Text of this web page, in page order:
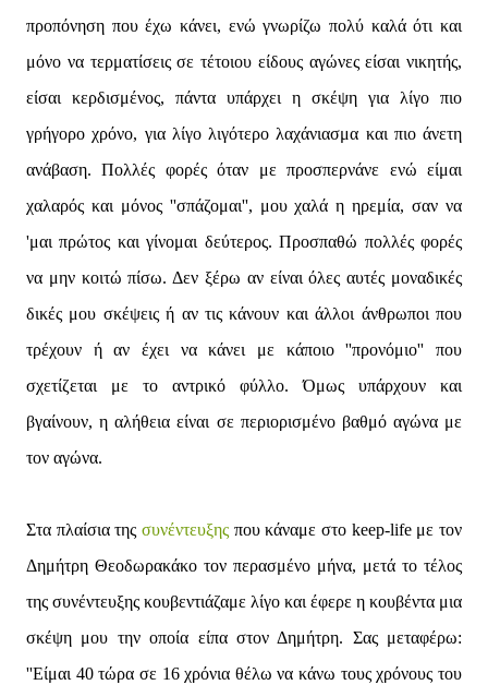
προπόνηση που έχω κάνει, ενώ γνωρίζω πολύ καλά ότι και
μόνο να τερματίσεις σε τέτοιου είδους αγώνες είσαι νικητής,
είσαι κερδισμένος, πάντα υπάρχει η σκέψη για λίγο πιο
γρήγορο χρόνο, για λίγο λιγότερο λαχάνιασμα και πιο άνετη
ανάβαση. Πολλές φορές όταν με προσπερνάνε ενώ είμαι
χαλαρός και μόνος ''σπάζομαι'', μου χαλά η ηρεμία, σαν να
'μαι πρώτος και γίνομαι δεύτερος. Προσπαθώ πολλές φορές
να μην κοιτώ πίσω. Δεν ξέρω αν είναι όλες αυτές μοναδικές
δικές μου σκέψεις ή αν τις κάνουν και άλλοι άνθρωποι που
τρέχουν ή αν έχει να κάνει με κάποιο ''προνόμιο'' που
σχετίζεται με το αντρικό φύλλο. Όμως υπάρχουν και
βγαίνουν, η αλήθεια είναι σε περιορισμένο βαθμό αγώνα με
τον αγώνα.
Στα πλαίσια της συνέντευξης που κάναμε στο keep-life με τον
Δημήτρη Θεοδωρακάκο τον περασμένο μήνα, μετά το τέλος
της συνέντευξης κουβεντιάζαμε λίγο και έφερε η κουβέντα μια
σκέψη μου την οποία είπα στον Δημήτρη. Σας μεταφέρω:
''Είμαι 40 τώρα σε 16 χρόνια θέλω να κάνω τους χρόνους του